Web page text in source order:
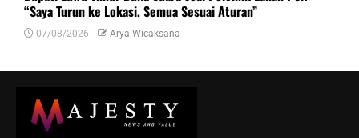
“Saya Turun ke Lokasi, Semua Sesuai Aturan”
07/08/2026 Arya Wicaksana